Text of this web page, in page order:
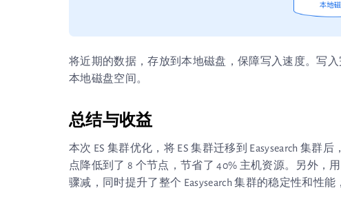
将近期的数据，存放到本地磁盘，保障写入速度。写
本地磁盘空间。
总结与收益
本次 ES 集群优化，将 ES 集群迁移到 Easysearch 集群
点降低到了 8 个节点，节省了 40% 主机资源。另外，
骤减，同时提升了整个 Easysearch 集群的稳定性和性能